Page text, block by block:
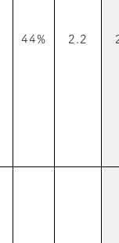
44% 2.2